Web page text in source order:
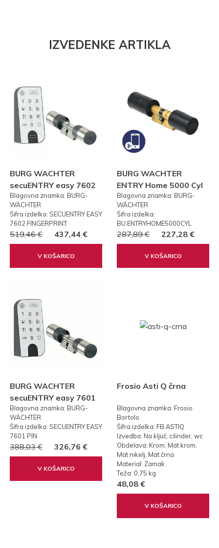
IZVEDENKE ARTIKLA
BURG WACHTER
secuENTRY easy 7602
FP PRSTNI ODTIS
Blagovna znamka: BURG-
WÄCHTER
Šifra izdelka: SECUENTRY EASY
7602 FINGERPRINT
519,46 € 437,44 €
V KOŠARICO
BURG WACHTER
ENTRY Home 5000 Cyl
Blagovna znamka: BURG-
WÄCHTER
Šifra izdelka:
BU.ENTRYHOME5000CYL
287,89 € 227,28 €
V KOŠARICO
BURG WACHTER
secuENTRY easy 7601
PIN KODA
Blagovna znamka: BURG-
WÄCHTER
Šifra izdelka: SECUENTRY EASY
7601 PIN
388,03 € 326,76 €
V KOŠARICO
Frosio Asti Q črna
Blagovna znamka: Frosio
Bortolo
Šifra izdelka: FB.ASTIQ
Izvedba: Na ključ, cilinder, wc
Obdelava: Krom, Mat krom,
Mat nikelj, Mat črna
Material: Zamak
Teža: 0,75 kg
48,08 €
V KOŠARICO